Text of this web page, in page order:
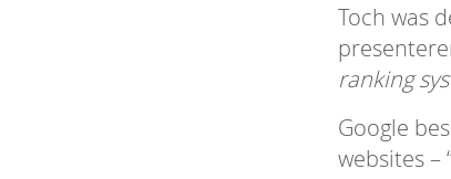
Toch was
ranking
Google
websites –